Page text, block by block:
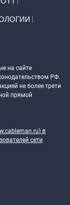
на сайте
РФ.
не более трети
прямой
) в
сети